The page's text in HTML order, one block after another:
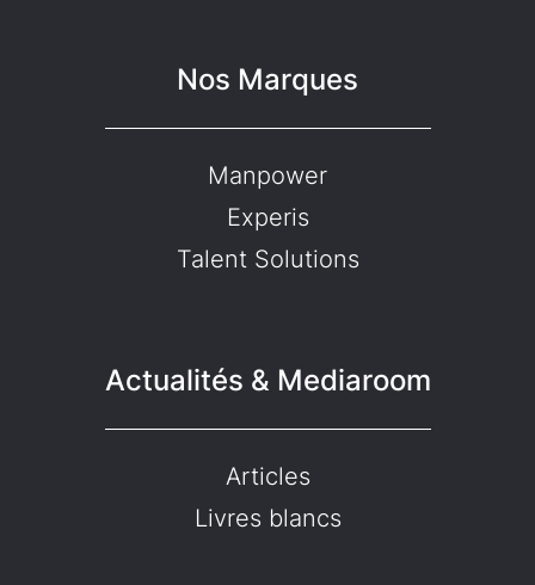
Nos Marques
Manpower
Experis
Talent Solutions
Actualités & Mediaroom
Articles
Livres blancs